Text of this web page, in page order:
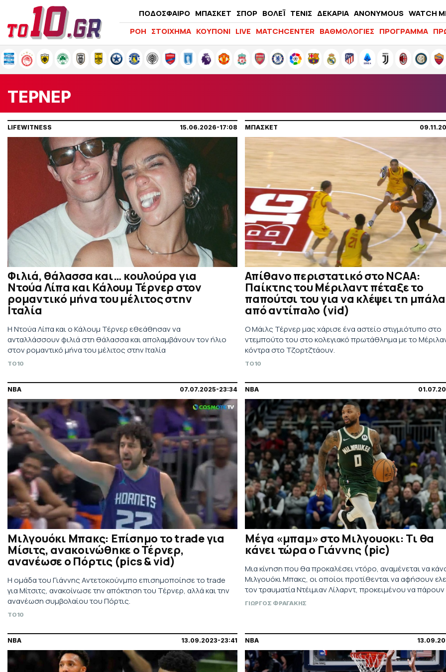
ΠΟΔΟΣΦΑΙΡΟ ΜΠΑΣΚΕΤ ΣΠΟΡ ΒΟΛΕΪ ΤΕΝΙΣ ΔΕΚΑΡΙΑ ANONYMOUS WATCH
LIFEWITNESS
ΡΟΗ ΣΤΟΙΧΗΜΑ ΚΟΥΠΟΝΙ LIVE MATCHCENTER ΒΑΘΜΟΛΟΓΙΕΣ ΠΡΟΓΡΑΜΜΑ
ΤΕΡΝΕΡ
LIFEWITNESS 15.06.2026-17:08
Φιλιά, θάλασσα και… κουλούρα για
Ντούα Λίπα και Κάλουμ Τέρνερ στον
ρομαντικό μήνα του μέλιτος στην
Ιταλία
Η Ντούα Λίπα και ο Κάλουμ Τέρνερ εθεάθησαν να
ανταλλάσσουν φιλιά στη θάλασσα και απολαμβάνουν τον ήλιο
στον ρομαντικό μήνα του μέλιτος στην Ιταλία
TO10
ΜΠΑΣΚΕΤ
Απίθανο περιστατικό στο NCAA:
Παίκτης του Μέριλαντ πέταξε το
παπούτσι του για να κλέψει τη μπάλα
από αντίπαλο (vid)
Ο Μάιλς Τέρνερ μας χάρισε ένα αστείο στιγμιότυπο στο
ντεμπούτο του στο κολεγιακό πρωτάθλημα με το
κόντρα στο Τζορτζτάουν.
TO10
NBA 07.07.2025-23:34
Μιλγουόκι Μπακς: Επίσημο το trade για
Μίσιτς, ανακοινώθηκε ο Τέρνερ,
ανανέωσε ο Πόρτις (pics & vid)
Η ομάδα του Γιάννης Αντετοκούνμπο επισημοποίησε το trade
για Μίτσιτς, ανακοίνωσε την απόκτηση του Τέρνερ, αλλά και την
ανανέωση συμβολαίου του Πόρτις.
TO10
NBA
Μέγα «μπαμ» στο Μιλγουοκι: Τι θα
κάνει τώρα ο Γιάννης (pic)
Μια κίνηση που θα προκαλέσει ντόρο, αναμένεται να
Μιλγουόκι Μπακς, οι οποίοι προτίθενται να αφήσουν
τον τραυματία Ντέιμιαν Λίλαρντ, προκειμένου να
Μάιλς Τέρνερ, όπως υποστηρίζει ο Σαμς Σαράνια.
ΓΙΩΡΓΟΣ ΦΡΑΓΑΚΗΣ
NBA 13.09.2023-23:41 NBA